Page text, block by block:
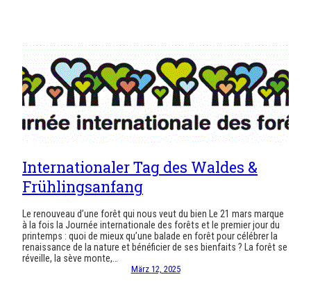
Internationaler Tag des Waldes &
Frühlingsanfang
Le renouveau d’une forêt qui nous veut du bien Le 21 mars marque
à la fois la Journée internationale des forêts et le premier jour du
printemps : quoi de mieux qu’une balade en forêt pour célébrer la
renaissance de la nature et bénéficier de ses bienfaits ? La forêt se
réveille, la sève monte,…
März 12, 2025